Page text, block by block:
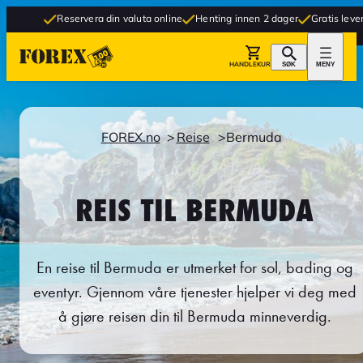
Reservera din valuta online Henting innen 2 dager Gratis levering til
HANDLEKURV SØK MENY
FOREX.no Reise Bermuda
REIS TIL BERMUDA
En reise til Bermuda er utmerket for sol, bading og
eventyr. Gjennom våre tjenester hjelper vi deg med
å gjøre reisen din til Bermuda minneverdig.